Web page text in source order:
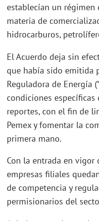
establecían un régimen
materia de
hidrocarburos,
El Acuerdo deja sin
que había sido emitida
Reguladora de Energía
condiciones
reportes, con el fin de
Pemex y fomentar la
primera mano.
Con la entrada en vigor
empresas filiales
de competencia y
permisionarios del